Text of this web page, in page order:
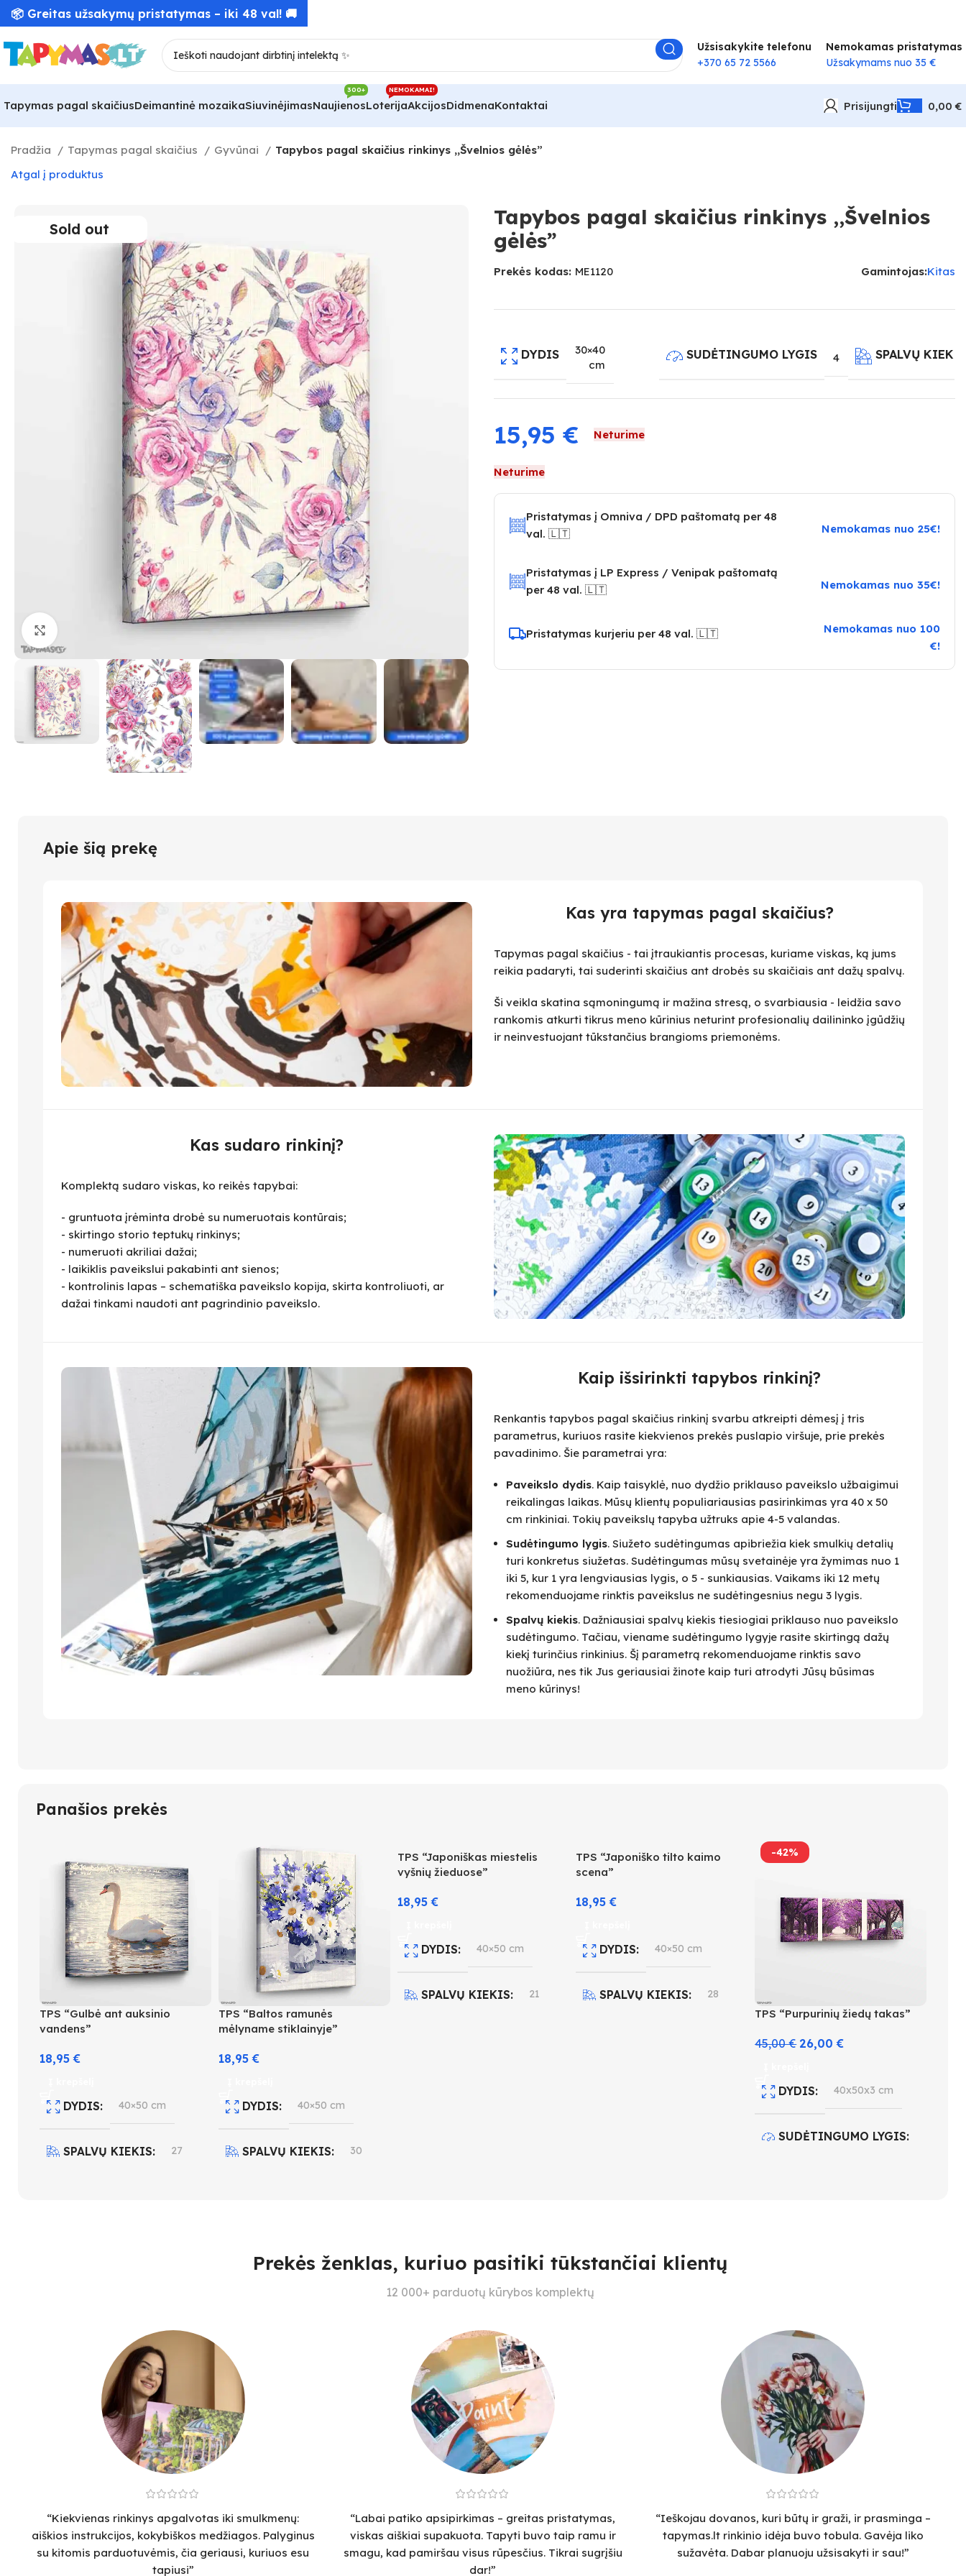
Užsisakykite telefonu
+370 65 72 5566
Nemokamas pristatymas
Užsakymams nuo 35 €
Tapymas pagal skaičiusDeimantinė mozaikaSiuvinėjimasNaujienos
300+
Loterija
NEMOKAMAI!
AkcijosDidmenaKontaktai Prisijungti 0,00€
Pradžia Tapymas pagal skaičius Gyvūnai
Tapybos pagal skaičius rinkinys ,,Švelnios gėlės”
Atgal į produktus
Sold out
Paspauskite, kad priartinti
Tapybos pagal skaičius rinkinys ,,Švelnios
gėlės”
Prekės kodas: ME1120 Gamintojas:Kitas
DYDIS
30×40
cm
SUDĖTINGUMO LYGIS 4 SPALVŲ KIEKIS
15,95 € Neturime
Neturime
Pristatymas į Omniva / DPD paštomatą per 48
val. 🇱🇹
Nemokamas nuo 25€!
Pristatymas į LP Express / Venipak paštomatą
per 48 val. 🇱🇹
Nemokamas nuo 35€!
Pristatymas kurjeriu per 48 val. 🇱🇹
Nemokamas nuo 100
€!
Apie šią prekę
Kas yra tapymas pagal skaičius?
Tapymas pagal skaičius - tai įtraukiantis procesas, kuriame viskas, ką jums
reikia padaryti, tai suderinti skaičius ant drobės su skaičiais ant dažų spalvų.
Ši veikla skatina sąmoningumą ir mažina stresą, o svarbiausia - leidžia savo
rankomis atkurti tikrus meno kūrinius neturint profesionalių dailininko įgūdžių
ir neinvestuojant tūkstančius brangioms priemonėms.
Kas sudaro rinkinį?
Komplektą sudaro viskas, ko reikės tapybai:
- gruntuota įrėminta drobė su numeruotais kontūrais;
- skirtingo storio teptukų rinkinys;
- numeruoti akriliai dažai;
- laikiklis paveikslui pakabinti ant sienos;
- kontrolinis lapas – schematiška paveikslo kopija, skirta kontroliuoti, ar
dažai tinkami naudoti ant pagrindinio paveikslo.
Kaip išsirinkti tapybos rinkinį?
Renkantis tapybos pagal skaičius rinkinį svarbu atkreipti dėmesį į tris
parametrus, kuriuos rasite kiekvienos prekės puslapio viršuje, prie prekės
pavadinimo. Šie parametrai yra:
Paveikslo dydis. Kaip taisyklė, nuo dydžio priklauso paveikslo užbaigimui
reikalingas laikas. Mūsų klientų populiariausias pasirinkimas yra 40 x 50
cm rinkiniai. Tokių paveikslų tapyba užtruks apie 4-5 valandas.
Sudėtingumo lygis. Siužeto sudėtingumas apibriežia kiek smulkių detalių
turi konkretus siužetas. Sudėtingumas mūsų svetainėje yra žymimas nuo 1
iki 5, kur 1 yra lengviausias lygis, o 5 - sunkiausias. Vaikams iki 12 metų
rekomenduojame rinktis paveikslus ne sudėtingesnius negu 3 lygis.
Spalvų kiekis. Dažniausiai spalvų kiekis tiesiogiai priklauso nuo paveikslo
sudėtingumo. Tačiau, viename sudėtingumo lygyje rasite skirtingą dažų
kiekį turinčius rinkinius. Šį parametrą rekomenduojame rinktis savo
nuožiūra, nes tik Jus geriausiai žinote kaip turi atrodyti Jūsų būsimas
meno kūrinys!
Panašios prekės
TPS “Gulbė ant auksinio
vandens”
18,95€
DYDIS 40×50 cm
SPALVŲ KIEKIS 27
TPS “Baltos ramunės
mėlyname stiklainyje”
18,95€
DYDIS 40×50 cm
SPALVŲ KIEKIS 30
TPS “Japoniškas miestelis
vyšnių žieduose”
18,95€
DYDIS 40×50 cm
SPALVŲ KIEKIS 21
TPS “Japoniško tilto kaimo
scena”
18,95€
DYDIS 40×50 cm
SPALVŲ KIEKIS 28
-42%
TPS “Purpurinių žiedų takas”
45,00€ 26,00€
DYDIS 40x50x3 cm
SUDĖTINGUMO LYGIS
Prekės ženklas, kuriuo pasitiki tūkstančiai klientų
12 000+ parduotų kūrybos komplektų
“Kiekvienas rinkinys apgalvotas iki smulkmenų:
aiškios instrukcijos, kokybiškos medžiagos. Palyginus
su kitomis parduotuvėmis, čia geriausi, kuriuos esu
tapiusi”
“Labai patiko apsipirkimas – greitas pristatymas,
viskas aiškiai supakuota. Tapyti buvo taip ramu ir
smagu, kad pamiršau visus rūpesčius. Tikrai sugrįšiu
dar!”
“Ieškojau dovanos, kuri būtų ir graži, ir prasminga –
tapymas.lt rinkinio idėja buvo tobula. Gavėja liko
sužavėta. Dabar planuoju užsisakyti ir sau!”
📦 Greitas užsakymų pristatymas – iki 48 val! 🚚